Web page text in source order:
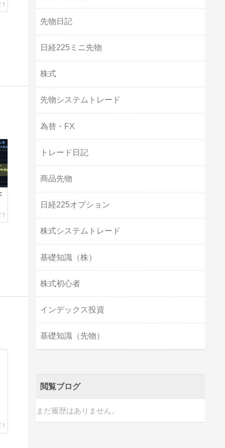
先物日記
日経225ミニ先物
株式
先物システムトレード
為替・FX
トレード日記
商品先物
日経225オプション
株式システムトレード
基礎知識（株）
株式初心者
インデックス投資
基礎知識（先物）
閲覧ブログ
まだ履歴はありません。